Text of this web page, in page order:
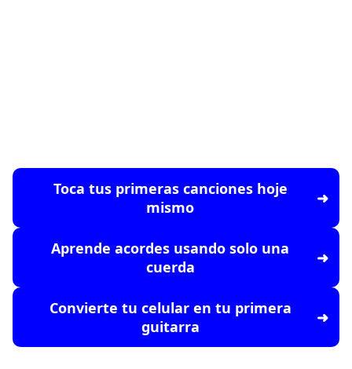
Toca tus primeras canciones hoje
mismo
Aprende acordes usando solo una
cuerda
Convierte tu celular en tu primera
guitarra